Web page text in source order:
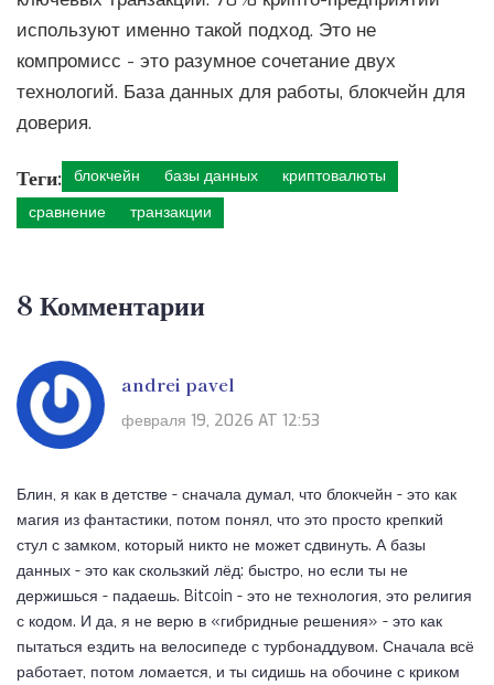
используют именно такой подход. Это не
компромисс - это разумное сочетание двух
технологий. База данных для работы, блокчейн для
доверия.
Теги: блокчейн базы данных
криптовалюты
сравнение
транзакции
8 Комментарии
andrei pavel
февраля 19, 2026 AT 12:53
Блин, я как в детстве - сначала думал, что блокчейн - это как
магия из фантастики, потом понял, что это просто крепкий
стул с замком, который никто не может сдвинуть. А базы
данных - это как скользкий лёд: быстро, но если ты не
держишься - падаешь. Bitcoin - это не технология, это религия
с кодом. И да, я не верю в «гибридные решения» - это как
пытаться ездить на велосипеде с турбонаддувом. Сначала всё
работает, потом ломается, и ты сидишь на обочине с криком